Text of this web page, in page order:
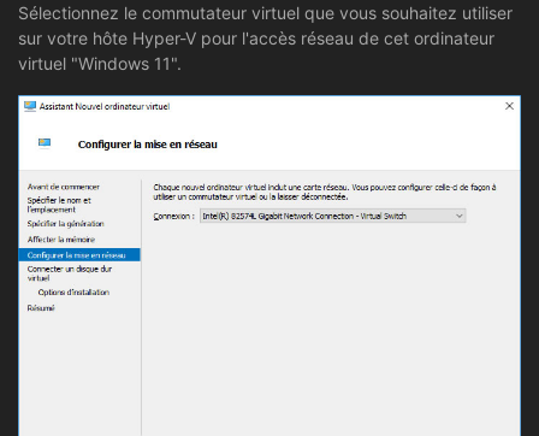
Sélectionnez le commutateur virtuel que vous souhaitez utiliser
sur votre hôte Hyper-V pour l'accès réseau de cet ordinateur
virtuel "Windows 11".